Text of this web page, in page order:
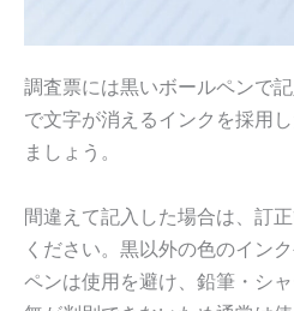
調査票には黒いボールペンで
で文字が消えるインクを採用
ましょう。
間違えて記入した場合は、訂
ください。黒以外の色のイン
ペンは使用を避け、鉛筆・シ